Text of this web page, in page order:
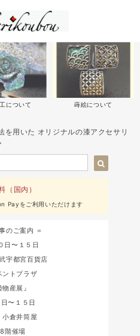
について 蒔絵について
用いた オリジナルの漆アクセサリ
｡
（国内）
Payをご利用いただけます
のご案内 ＝
日〜１５日
宇都宮百貨店
ントプラザ
物産展』
〜１５日
小倉井筒屋
階催場